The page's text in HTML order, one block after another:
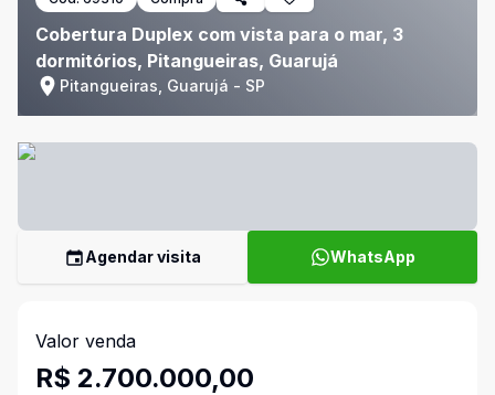
Cobertura Duplex com vista para o mar, 3
dormitórios, Pitangueiras, Guarujá
Pitangueiras, Guarujá - SP
Agendar visita WhatsApp
Valor venda
R$ 2.700.000,00